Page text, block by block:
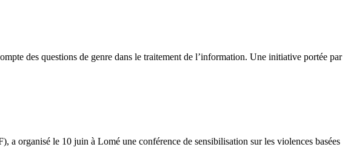
des questions de genre dans le traitement de l’information. Une initiative portée par
organisé le 10 juin à Lomé une conférence de sensibilisation sur les violences basées